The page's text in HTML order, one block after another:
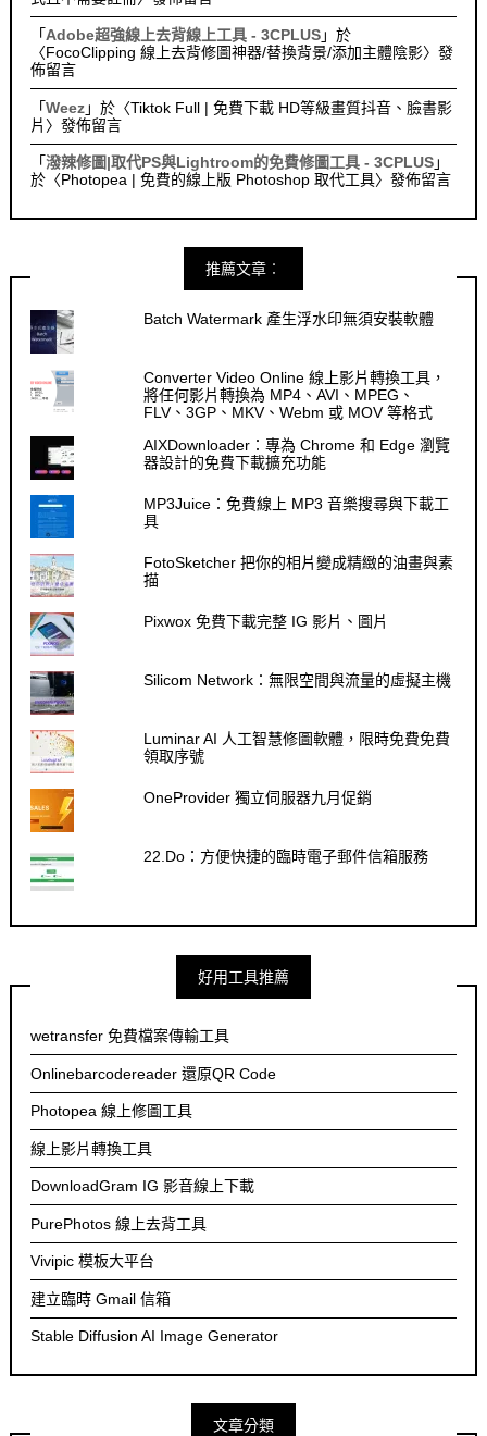
「Adobe超強線上去背線上工具 - 3CPLUS」於
〈FocoClipping 線上去背修圖神器/替換背景/添加主體陰影〉發
佈留言
「Weez」於〈Tiktok Full | 免費下載 HD等級畫質抖音、臉書影
片 〉發佈留言
「潑辣修圖|取代PS與Lightroom的免費修圖工具 - 3CPLUS」
於〈Photopea | 免費的線上版 Photoshop 取代工具〉發佈留言
推薦文章︰
Batch Watermark 產生浮水印無須安裝軟體
Converter Video Online 線上影片轉換工具，
將任何影片轉換為 MP4、AVI、MPEG、
FLV、3GP、MKV、Webm 或 MOV 等格式
AIXDownloader：專為 Chrome 和 Edge 瀏覽
器設計的免費下載擴充功能
MP3Juice：免費線上 MP3 音樂搜尋與下載工
具
FotoSketcher 把你的相片變成精緻的油畫與素
描
Pixwox 免費下載完整 IG 影片、圖片
Silicom Network：無限空間與流量的虛擬主機
Luminar AI 人工智慧修圖軟體，限時免費免費
領取序號
OneProvider 獨立伺服器九月促銷
22.Do：方便快捷的臨時電子郵件信箱服務
好用工具推薦
wetransfer 免費檔案傳輸工具
Onlinebarcodereader 還原QR Code
Photopea 線上修圖工具
線上影片轉換工具
DownloadGram IG 影音線上下載
PurePhotos 線上去背工具
Vivipic 模板大平台
建立臨時 Gmail 信箱
Stable Diffusion AI Image Generator
文章分類